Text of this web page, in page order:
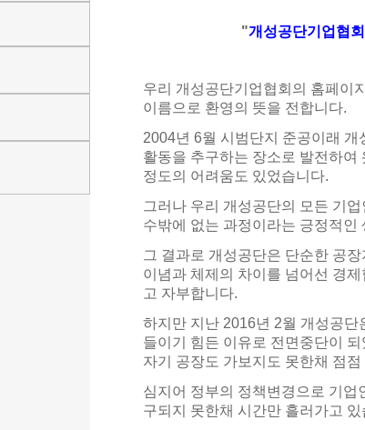
"개성공단기업협회
우리 개성공단기업협회의 홈페이
이름으로 환영의 뜻을 전합니다.
2004년 6월 시범단지 준공이래 개
활동을 추구하는 장소로 발전하여
정도의 어려움도 있었습니다.
그러나 우리 개성공단의 모든 기
수밖에 없는 과정이라는 긍정적
그 결과로 개성공단은 단순한 공
이념과 체제의 차이를 넘어선 경
고 자부합니다.
하지만 지난 2016년 2월 개성공
들이기 힘든 이유로 전면중단이
자기 공장도 가보지도 못한채 점
심지어 정부의 정책변경으로 기업
구되지 못한채 시간만 흘러가고 있